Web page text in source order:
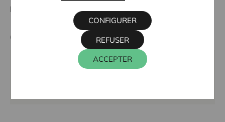
Décision: Approuvé
Cera contact
WIM INGELS
ACCEPTER
REFUSER
CONFIGURER